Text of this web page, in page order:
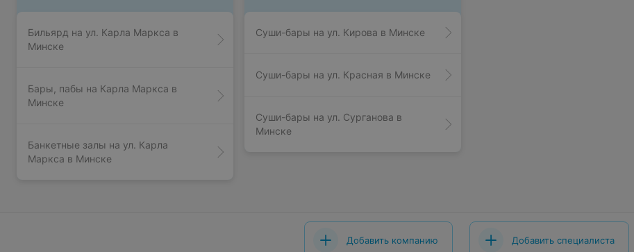
Бильярд на ул. Карла Маркса в
Минске
Бары, пабы на Карла Маркса в
Минске
Банкетные залы на ул. Карла
Маркса в Минске
Суши-бары на ул. Кирова в Минске
Суши-бары на ул. Красная в Минске
Суши-бары на ул. Сурганова в
Минске
Добавить компанию Добавить специалиста